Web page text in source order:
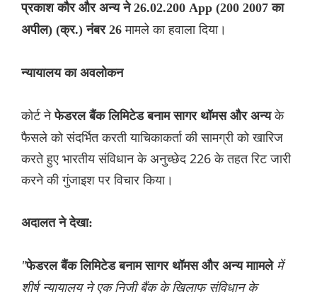
प्रकाश कौर और अन्य ने 26.02.200 App (200 2007 का
अपील) (क्र.) नंबर 26मामले का हवाला दिया।
न्यायालय का अवलोकन
कोर्ट नेफेडरल बैंक लिमिटेड बनाम सागर थॉमस और अन्यके
फैसले को संदर्भित करती याचिकाकर्ता की सामग्री को खारिज
करते हुए भारतीय संविधान के अनुच्छेद 226 के तहत रिट जारी
करने की गुंजाइश पर विचार किया।
अदालत ने देखा:
"फेडरल बैंक लिमिटेड बनाम सागर थॉमस और अन्य माामलेमें
शीर्ष न्यायालय ने एक निजी बैंक के खिलाफ संविधान के